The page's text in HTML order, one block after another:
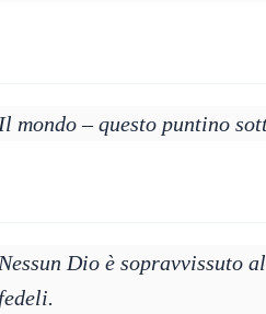
mondo – questo puntino
Dio è sopravvissuto